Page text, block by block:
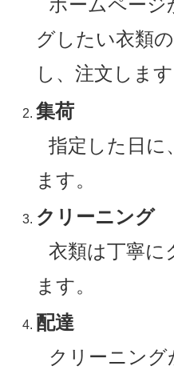
ホームページ
グしたい衣類
し、注文します
集荷
指定した日に
ます。
クリーニング
衣類は丁寧に
ます。
配達
クリーニン